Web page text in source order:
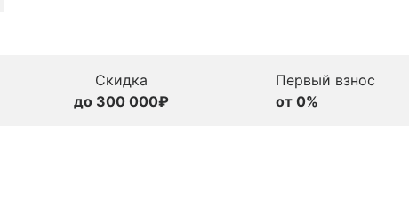
Скидка
до 300 000₽
Первый взнос
от 0%